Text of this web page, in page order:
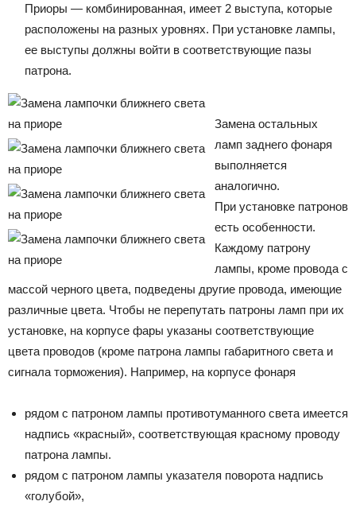
Приоры — комбинированная, имеет 2 выступа, которые
расположены на разных уровнях. При установке лампы,
ее выступы должны войти в соответствующие пазы
патрона.
Замена остальных
ламп заднего фонаря
выполняется
аналогично.
При установке патронов
есть особенности.
Каждому патрону
лампы, кроме провода с
массой черного цвета, подведены другие провода, имеющие
различные цвета. Чтобы не перепутать патроны ламп при их
установке, на корпусе фары указаны соответствующие
цвета проводов (кроме патрона лампы габаритного света и
сигнала торможения). Например, на корпусе фонаря
рядом с патроном лампы противотуманного света имеется
надпись «красный», соответствующая красному проводу
патрона лампы.
рядом с патроном лампы указателя поворота надпись
«голубой»,